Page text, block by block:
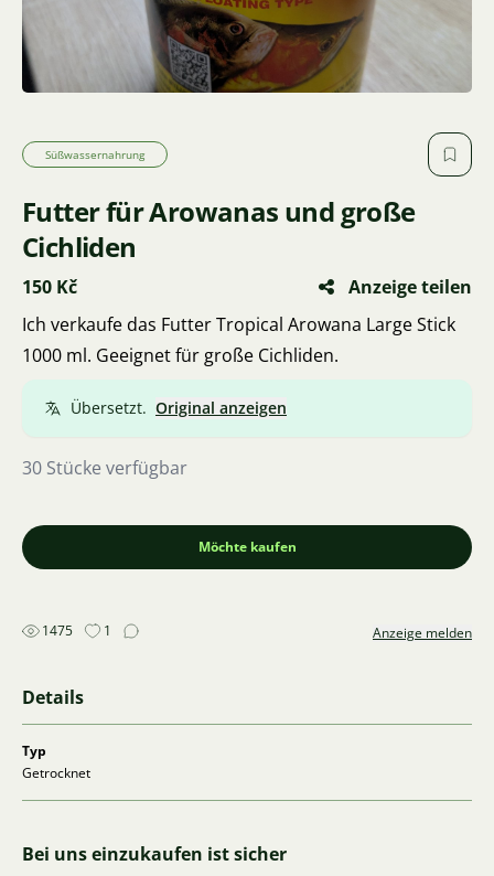
Süßwassernahrung
Futter für Arowanas und große
Cichliden
150 Kč
Anzeige teilen
Ich verkaufe das Futter Tropical Arowana Large Stick
1000 ml. Geeignet für große Cichliden.
Übersetzt. Original anzeigen
30 Stücke verfügbar
Möchte kaufen
1475 1 Anzeige melden
Details
Typ
Getrocknet
Bei uns einzukaufen ist sicher